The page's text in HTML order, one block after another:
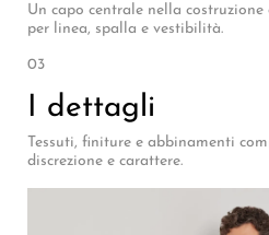
Un capo centrale nella
per linea, spalla e vestibilità.
03
I dettagli
Tessuti, finiture e abbinamenti
discrezione e carattere.